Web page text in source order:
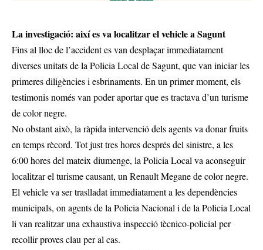
La investigació: així es va localitzar el vehicle a Sagunt
Fins al lloc de l’accident es van desplaçar immediatament
diverses unitats de la Policia Local de Sagunt, que van iniciar les
primeres diligències i esbrinaments. En un primer moment, els
testimonis només van poder aportar que es tractava d’un turisme
de color negre.
No obstant això, la ràpida intervenció dels agents va donar fruits
en temps rècord. Tot just tres hores després del sinistre, a les
6:00 hores del mateix diumenge, la Policia Local va aconseguir
localitzar el turisme causant, un Renault Megane de color negre.
El vehicle va ser traslladat immediatament a les dependències
municipals, on agents de la Policia Nacional i de la Policia Local
li van realitzar una exhaustiva inspecció tècnico-policial per
recollir proves clau per al cas.